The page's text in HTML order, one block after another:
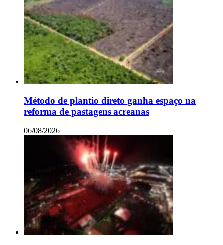
Método de plantio direto ganha espaço na
reforma de pastagens acreanas
06/08/2026